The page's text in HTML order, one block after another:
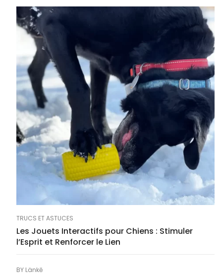
TRUCS ET ASTUCES
Les Jouets Interactifs pour Chiens : Stimuler
l’Esprit et Renforcer le Lien
BY Länkē